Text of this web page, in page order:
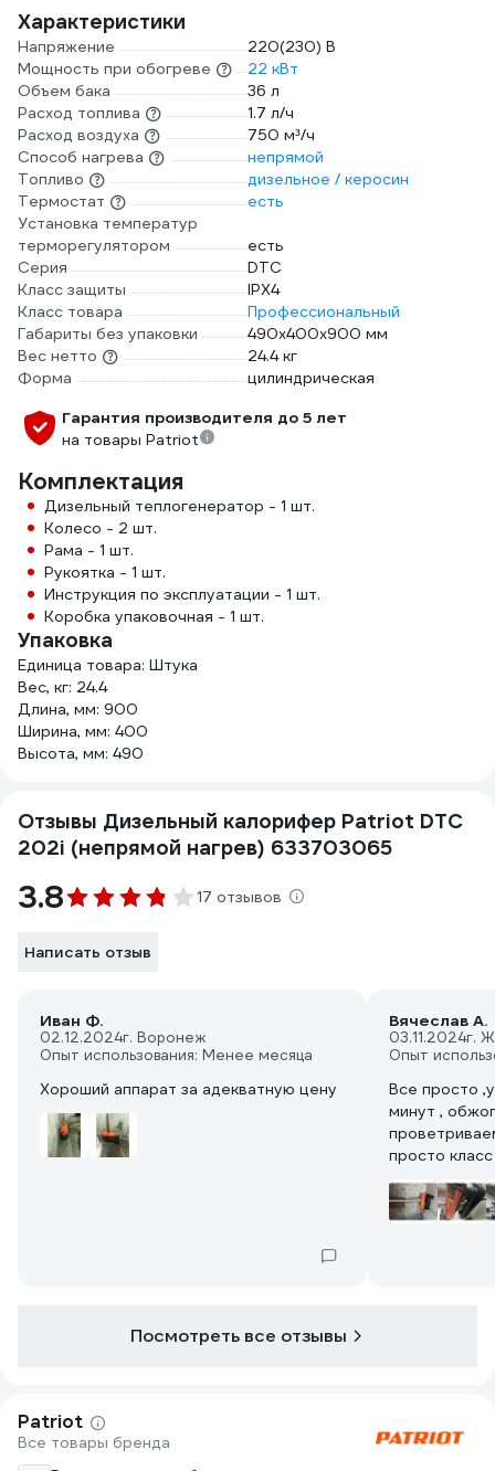
Характеристики
Напряжение
220(230) В
Мощность при обогреве
22 кВт
Объем бака
36 л
Расход топлива
1.7 л/ч
Расход воздуха
750 м³/ч
Способ нагрева
непрямой
Топливо
дизельное / керосин
Термостат
есть
Установка температур
терморегулятором
есть
Серия
DTC
Класс защиты
IPX4
Класс товара
Профессиональный
Габариты без упаковки
490х400х900 мм
Вес нетто
24.4 кг
Форма
цилиндрическая
Гарантия производителя до 5 лет
на товары Patriot
Комплектация
Дизельный теплогенератор - 1 шт.
Колесо - 2 шт.
Рама - 1 шт.
Рукоятка - 1 шт.
Инструкция по эксплуатации - 1 шт.
Коробка упаковочная - 1 шт.
Упаковка
Единица товара: Штука
Вес, кг: 24.4
Длина, мм: 900
Ширина, мм: 400
Высота, мм: 490
Отзывы Дизельный калорифер Patriot DTC
202i (непрямой нагрев) 633703065
3.8 17 отзывов
Написать отзыв
Иван Ф.
02.12.2024г. Воронеж
Опыт использования: Менее месяца
Хороший аппарат за адекватную цену
Вячеслав А.
03.11.2024г.
Опыт
Все просто
минут ,
просто
Посмотреть все отзывы
Patriot
Все товары бренда